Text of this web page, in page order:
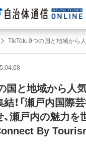
国と地域から人
！「瀬戸内国際
、瀬戸内の魅力を
By Tourism